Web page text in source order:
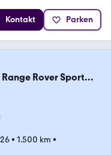
Kontakt Parken
Rover Sport
Park-Assist
• 1.500 km •